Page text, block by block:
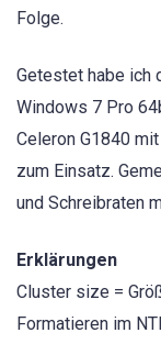
Folge.
Getestet habe ich
Windows 7 Pro
Celeron G1840
zum Einsatz.
und Schreibraten
Erklärungen
Cluster size =
Formatieren im